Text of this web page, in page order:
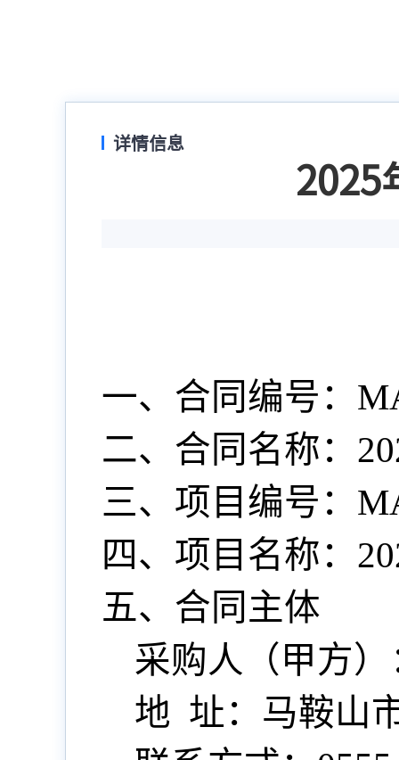
详情信息
2025
一、合同编号：
二、合同名称：
三、项目编号：
四、项目名称：
五、合同主体
采购人（甲方）
地 址：马鞍山